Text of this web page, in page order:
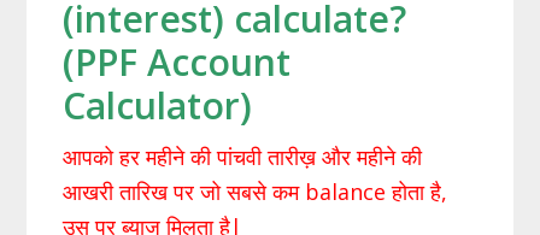
(interest) calculate?
(PPF Account
Calculator)
आपको हर महीने की पांचवी तारीख़ और महीने की
आखरी तारिख पर जो सबसे कम balance होता है,
उस पर ब्याज मिलता है|